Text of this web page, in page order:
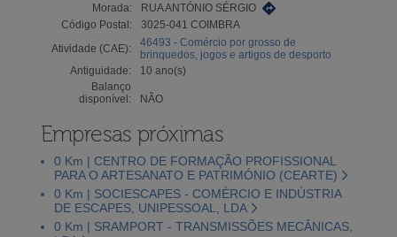
Morada:
RUA ANTÓNIO SÉRGIO
Código Postal:
3025-041 COIMBRA
Atividade (CAE):
46493 - Comércio por grosso de
brinquedos, jogos e artigos de desporto
Antiguidade:
10 ano(s)
Balanço
disponível:
NÃO
Empresas próximas
0 Km | CENTRO DE FORMAÇÃO PROFISSIONAL
PARA O ARTESANATO E PATRIMÓNIO (CEARTE)
0 Km | SOCIESCAPES - COMÉRCIO E INDÚSTRIA
DE ESCAPES, UNIPESSOAL, LDA
0 Km | SRAMPORT - TRANSMISSÕES MECÂNICAS,